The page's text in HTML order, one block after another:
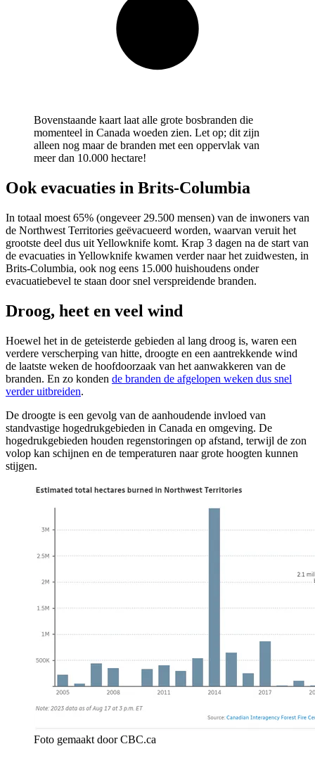
Bovenstaande kaart laat alle grote bosbranden die
momenteel in Canada woeden zien. Let op; dit zijn
alleen nog maar de branden met een oppervlak van
meer dan 10.000 hectare!
Ook evacuaties in Brits-Columbia
In totaal moest 65% (ongeveer 29.500 mensen) van de inwoners van
de Northwest Territories geëvacueerd worden, waarvan veruit het
grootste deel dus uit Yellowknife komt. Krap 3 dagen na de start van
de evacuaties in Yellowknife kwamen verder naar het zuidwesten, in
Brits-Columbia, ook nog eens 15.000 huishoudens onder
evacuatiebevel te staan door snel verspreidende branden.
Droog, heet en veel wind
Hoewel het in de geteisterde gebieden al lang droog is, waren een
verdere verscherping van hitte, droogte en een aantrekkende wind
de laatste weken de hoofdoorzaak van het aanwakkeren van de
branden. En zo konden de branden de afgelopen weken dus snel
verder uitbreiden.
De droogte is een gevolg van de aanhoudende invloed van
standvastige hogedrukgebieden in Canada en omgeving. De
hogedrukgebieden houden regenstoringen op afstand, terwijl de zon
volop kan schijnen en de temperaturen naar grote hoogten kunnen
stijgen.
Foto gemaakt door CBC.ca